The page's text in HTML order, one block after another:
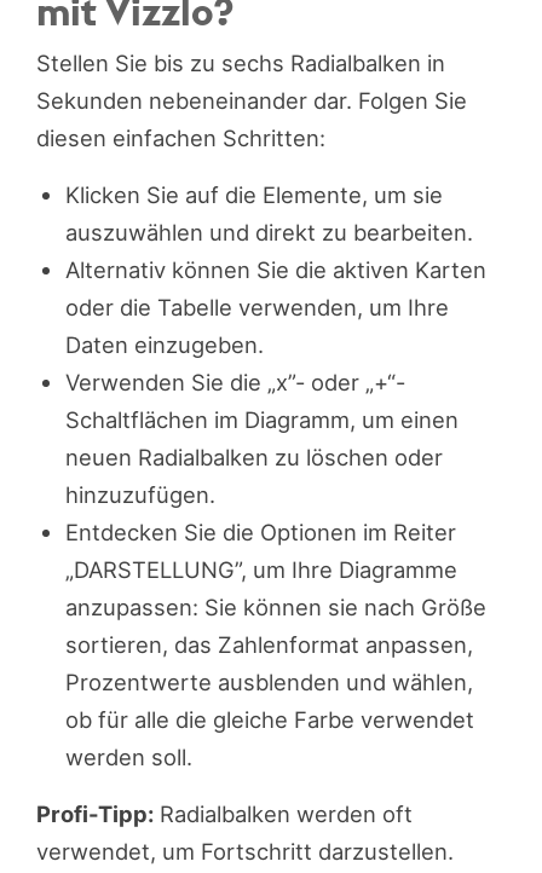
mit Vizzlo?
Stellen Sie bis zu sechs Radialbalken in
Sekunden nebeneinander dar. Folgen Sie
diesen einfachen Schritten:
Klicken Sie auf die Elemente, um sie
auszuwählen und direkt zu bearbeiten.
Alternativ können Sie die aktiven Karten
oder die Tabelle verwenden, um Ihre
Daten einzugeben.
Verwenden Sie die „x”- oder „+“-
Schaltflächen im Diagramm, um einen
neuen Radialbalken zu löschen oder
hinzuzufügen.
Entdecken Sie die Optionen im Reiter
„DARSTELLUNG”, um Ihre Diagramme
anzupassen: Sie können sie nach Größe
sortieren, das Zahlenformat anpassen,
Prozentwerte ausblenden und wählen,
ob für alle die gleiche Farbe verwendet
werden soll.
Profi-Tipp: Radialbalken werden oft
verwendet, um Fortschritt darzustellen.